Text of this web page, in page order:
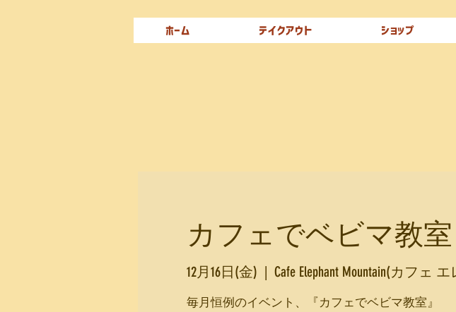
ホーム テイクアウト ショップ
カフェでベビマ教室
12月16日(金)
  |
Cafe Elephant Mountain(カフェ
毎月恒例のイベント、『カフェでベビマ教室』